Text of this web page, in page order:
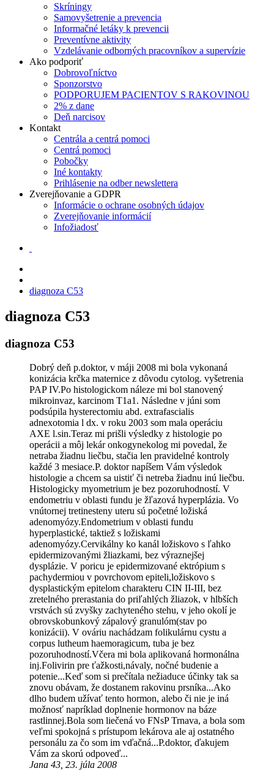
Skríningy
Samovyšetrenie a prevencia
Informačné letáky k prevencii
Preventívne aktivity
Vzdelávanie odborných pracovníkov a supervízie
Ako podporiť
Dobrovoľníctvo
Sponzorstvo
PODPORUJEM PACIENTOV S RAKOVINOU
2% z dane
Deň narcisov
Kontakt
Centrála a centrá pomoci
Centrá pomoci
Pobočky
Iné kontakty
Prihlásenie na odber newslettera
Zverejňovanie a GDPR
Informácie o ochrane osobných údajov
Zverejňovanie informácií
Infožiadosť
diagnoza C53
diagnoza C53
diagnoza C53
Dobrý deň p.doktor, v máji 2008 mi bola vykonaná
konizácia krčka maternice z dôvodu cytolog. vyšetrenia
PAP IV.Po histologickom náleze mi bol stanovený
mikroinvaz, karcinom T1a1. Následne v júni som
podsúpila hysterectomiu abd. extrafascialis
adnexotomia l dx. v roku 2003 som mala operáciu
AXE l.sin.Teraz mi prišli výsledky z histologie po
operácii a môj lekár onkogynekolog mi povedal, že
netraba žiadnu liečbu, stačia len pravidelné kontroly
každé 3 mesiace.P. doktor napíšem Vám výsledok
histologie a chcem sa uistiť či netreba žiadnu inú liečbu.
Histologicky myometrium je bez pozoruhodností. V
endometriu v oblasti fundu je žľazová hyperplázia. Vo
vnútornej tretinesteny uteru sú početné ložiská
adenomyózy.Endometrium v oblasti fundu
hyperplastické, taktiež s ložiskami
adenomyózy.Cervikálny ko kanál ložiskovo s ľahko
epidermizovanými žliazkami, bez výraznejšej
dysplázie. V poricu je epidermizované ektrópium s
pachydermiou v povrchovom epiteli,ložiskovo s
dysplastickým epitelom charakteru CIN II-III, bez
zretelného prerastania do priľahlých žliazok, v hlbších
vrstvách sú zvyšky zachyteného stehu, v jeho okolí je
obrovskobunkový zápalový granulóm(stav po
konizácii). V ováriu nachádzam folikulárnu cystu a
corpus lutheum haemoragicum, tuba je bez
pozoruhodností.Včera mi bola aplikovaná hormonálna
inj.Folivirin pre ťažkosti,návaly, nočné budenie a
potenie...Keď som si prečítala nežiaduce účinky tak sa
znovu obávam, že dostanem rakovinu prsníka...Ako
dlho budem užívať tento hormon, alebo či nie je iná
možnosť napríklad doplnenie hormonov na báze
rastlinnej.Bola som liečená vo FNsP Trnava, a bola som
veľmi spokojná s prístupom lekárova ale aj ostatného
personálu za čo som im vďačná...P.doktor, ďakujem
Vám za skorú odpoveď...
Jana 43, 23. júla 2008